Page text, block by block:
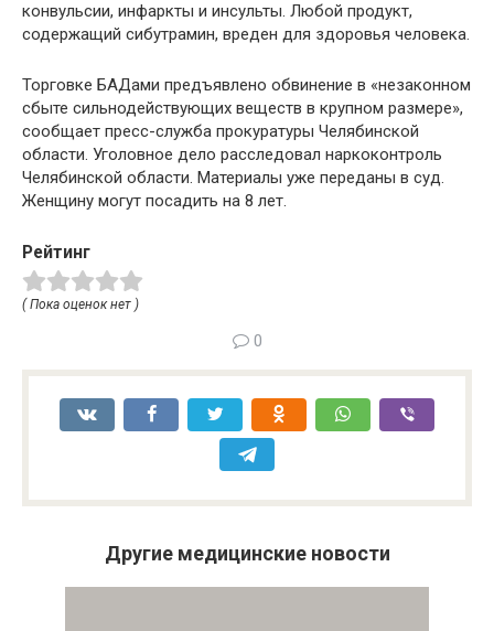
конвульсии, инфаркты и инсульты. Любой продукт,
содержащий сибутрамин, вреден для здоровья человека.
Торговке БАДами предъявлено обвинение в «незаконном
сбыте сильнодействующих веществ в крупном размере»,
сообщает пресс-служба прокуратуры Челябинской
области. Уголовное дело расследовал наркоконтроль
Челябинской области. Материалы уже переданы в суд.
Женщину могут посадить на 8 лет.
Рейтинг
( Пока оценок нет )
0
Другие медицинские новости